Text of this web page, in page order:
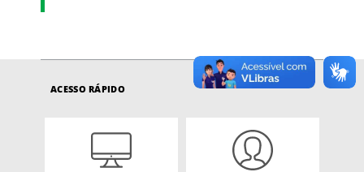
ACESSO RÁPIDO